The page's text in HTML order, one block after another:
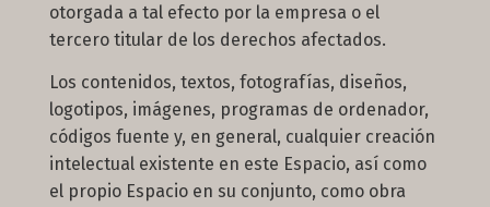
otorgada a tal efecto por la empresa o el
tercero titular de los derechos afectados.
Los contenidos, textos, fotografías, diseños,
logotipos, imágenes, programas de ordenador,
códigos fuente y, en general, cualquier creación
intelectual existente en este Espacio, así como
el propio Espacio en su conjunto, como obra